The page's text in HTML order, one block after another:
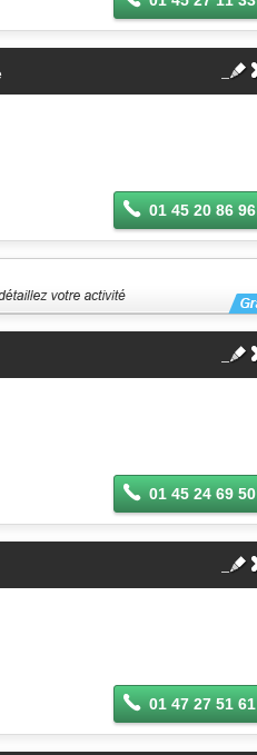
01 45 20 86 96
01 45 24 69 50
01 47 27 51 61